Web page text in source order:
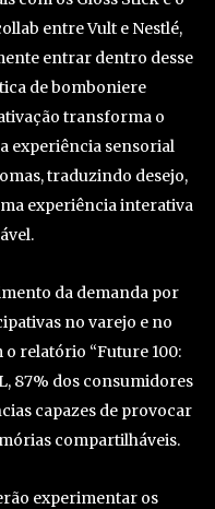
entre Vult e Nestlé,
entrar dentro desse
de bomboniere
transforma o
experiência sensorial
traduzindo desejo,
experiência interativa
da demanda por
no varejo e no
relatório “Future 100:
87% dos consumidores
capazes de provocar
compartilháveis.
experimentar os